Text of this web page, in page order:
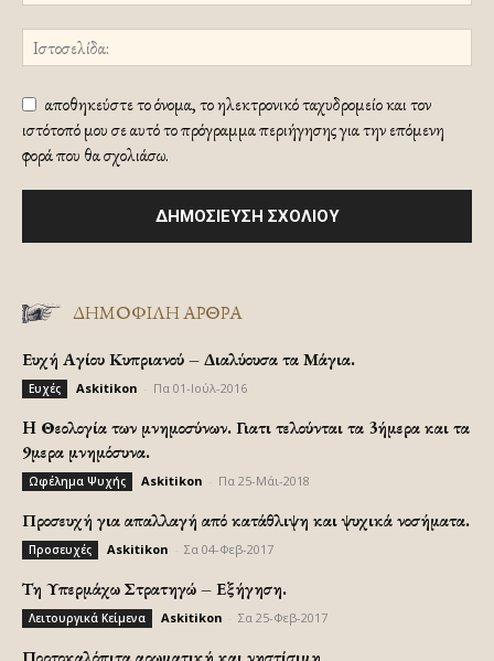
αποθηκεύστε το όνομα, το ηλεκτρονικό ταχυδρομείο και τον
ιστότοπό μου σε αυτό το πρόγραμμα περιήγησης για την επόμενη
φορά που θα σχολιάσω.
ΔΗΜΟΦΙΛΗ ΑΡΘΡΑ
Ευχή Αγίου Κυπριανού – Διαλύουσα τα Μάγια.
Ευχές Askitikon Πα 01-Ιούλ-2016
H Θεολογία των μνημοσύνων. Γιατι τελούνται τα 3ήμερα και τα
9μερα μνημόσυνα.
Ωφέλημα Ψυχής Askitikon Πα 25-Μάι-2018
Προσευχή για απαλλαγή από κατάθλιψη και ψυχικά νοσήματα.
Προσευχές Askitikon Σα 04-Φεβ-2017
Τη Υπερμάχω Στρατηγώ – Εξήγηση.
Λειτουργικά Κείμενα Askitikon Σα 25-Φεβ-2017